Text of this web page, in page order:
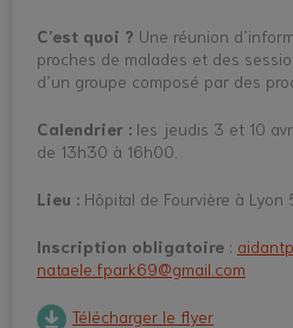
C’est quoi ? Une réunion
proches de malades et des
d’un groupe composé par des
Calendrier : les jeudis 3 et 10
de 13h30 à 16h00.
Lieu : Hôpital de Fourvière à Lyon
Inscription obligatoire :
nataele.fpark69@gmail.com
Télécharger le flyer